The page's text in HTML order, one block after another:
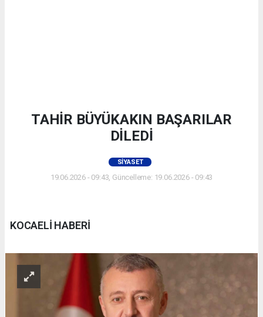
TAHİR BÜYÜKAKIN BAŞARILAR
DİLEDİ
SIYASET
19.06.2026 - 09:43, Güncelleme: 19.06.2026 - 09:43
KOCAELİ HABERİ